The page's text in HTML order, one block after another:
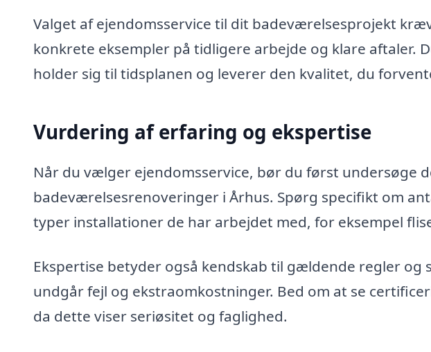
Valget af ejendomsservice til dit badeværelsesprojekt
konkrete eksempler på tidligere arbejde og klare aftaler.
holder sig til tidsplanen og leverer den kvalitet, du
Vurdering af erfaring og ekspertise
Når du vælger ejendomsservice, bør du først undersøge
badeværelsesrenoveringer i Århus. Spørg specifikt om
typer installationer de har arbejdet med, for eksempel
Ekspertise betyder også kendskab til gældende regler og
undgår fejl og ekstraomkostninger. Bed om at se
da dette viser seriøsitet og faglighed.